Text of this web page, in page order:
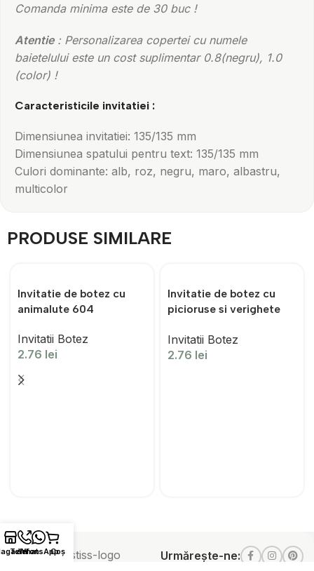
Comanda minima este de 30 buc !
Atentie: Personalizarea copertei cu numele
baietelului este un cost suplimentar 0.8(negru), 1.0
(color) !
Caracteristicile invitatiei :
Dimensiunea invitatiei: 135/135 mm
Dimensiunea spatului pentru text: 135/135 mm
Culori dominante: alb, roz, negru, maro, albastru,
multicolor
PRODUSE SIMILARE
Invitatie de botez cu
animalute 604
Invitatii Botez
2.76 lei
Invitatie de botez cu
picioruse si verighete
Invitatii Botez
2.76 lei
Urmărește-ne:
Telefon
WhatsAppCoș